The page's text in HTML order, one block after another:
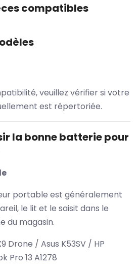
compatibles
veuillez vérifier si votre
est répertoriée.
la bonne batterie pour
portable est généralement
le lit et le saisit dans le
du magasin.
Drone / Asus K53SV / HP
Pro 13 A1278